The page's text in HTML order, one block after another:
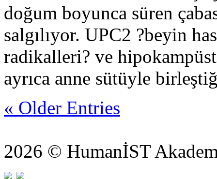
doğum boyunca süren
salgılıyor. UPC2 ?beyin
radikalleri? ve
ayrıca anne sütüyle
« Older Entries
2026 © HumanİST